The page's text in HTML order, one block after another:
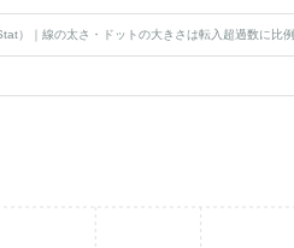
）｜線の太さ・ドットの大きさは転入超過数に比例